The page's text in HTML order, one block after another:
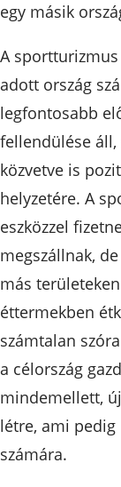
egy másik
A
adott ország
legfontosabb
fellendülése
közvetve is
helyzetére. A
eszközzel
megszállnak,
más
éttermekben
számtalan
a célország
mindemellett,
létre, ami
számára.